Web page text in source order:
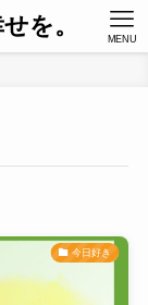
を。 MENU
今日好き